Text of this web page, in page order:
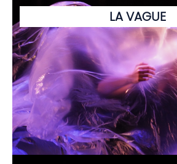
LA VAGUE